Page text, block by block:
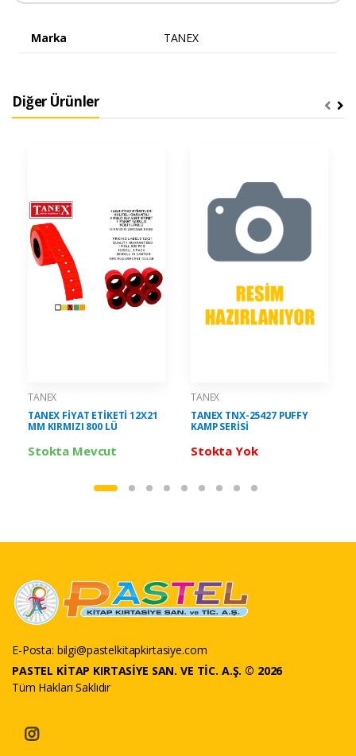
Marka TANEX
Diğer Ürünler
TANEX
TANEX FİYAT ETİKETİ 12X21
MM KIRMIZI 800 LÜ
Stokta Mevcut
TANEX
TANEX TNX-25427 PUFFY
KAMP SERİSİ
Stokta Yok
E-Posta: bilgi@pastelkitapkirtasiye.com
PASTEL KİTAP KIRTASİYE SAN. VE TİC. A.Ş. © 2026
Tüm Hakları Saklıdır